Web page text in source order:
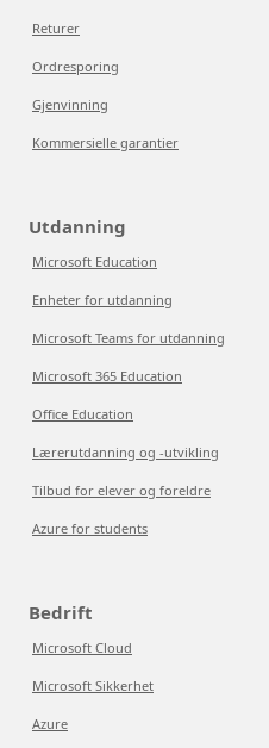
Returer
Ordresporing
Gjenvinning
Kommersielle garantier
Utdanning
Microsoft Education
Enheter for utdanning
Microsoft Teams for utdanning
Microsoft 365 Education
Office Education
Lærerutdanning og -utvikling
Tilbud for elever og foreldre
Azure for students
Bedrift
Microsoft Cloud
Microsoft Sikkerhet
Azure